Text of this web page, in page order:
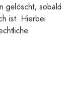
gelöscht, sobald
ist. Hierbei